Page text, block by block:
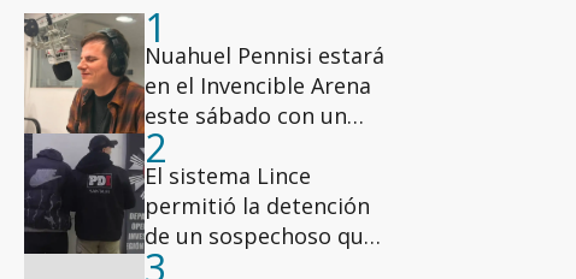
1
Nuahuel Pennisi estará
en el Invencible Arena
este sábado con un
show gratuito
2
El sistema Lince
permitió la detención
de un sospechoso que
participó de un robo
3